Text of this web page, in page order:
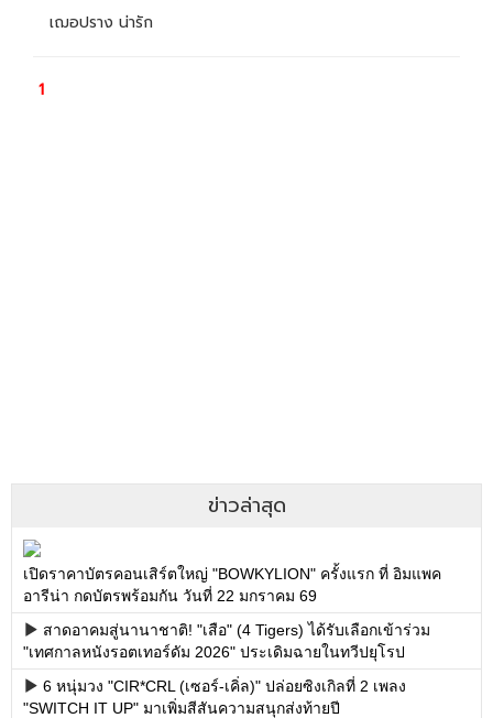
ข่าวล่าสุด
เปิดราคาบัตรคอนเสิร์ตใหญ่ "BOWKYLION" ครั้งแรก ที่ อิมแพค
อารีน่า กดบัตรพร้อมกัน วันที่ 22 มกราคม 69
สาดอาคมสู่นานาชาติ! "เสือ" (4 Tigers) ได้รับเลือกเข้าร่วม
"เทศกาลหนังรอตเทอร์ดัม 2026" ประเดิมฉายในทวีปยุโรป
6 หนุ่มวง "CIR*CRL (เซอร์-เคิ่ล)" ปล่อยซิงเกิลที่ 2 เพลง
"SWITCH IT UP" มาเพิ่มสีสันความสนุกส่งท้ายปี